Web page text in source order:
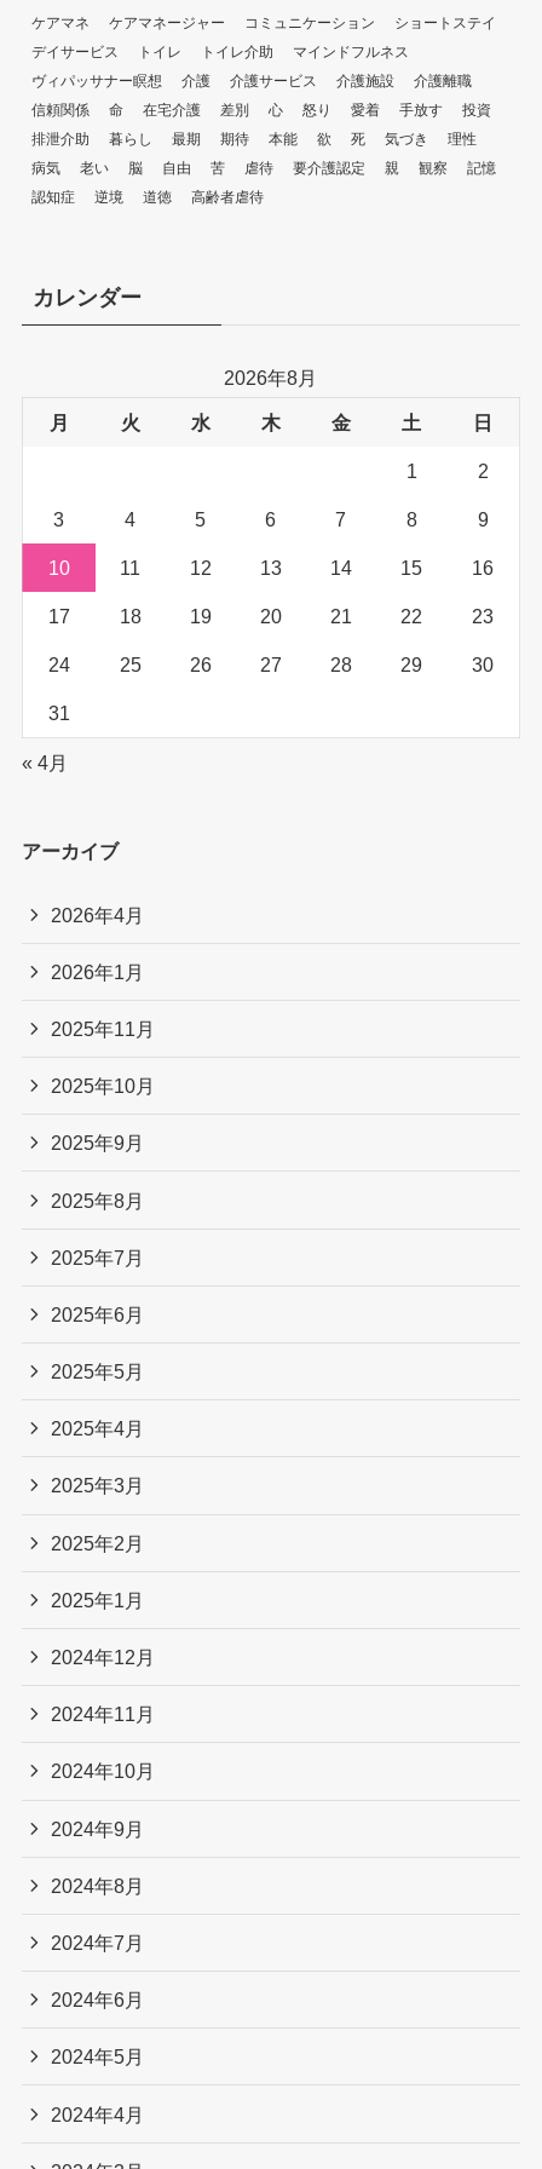
ケアマネ ケアマネージャー コミュニケーション
ショートステイ
デイサービス
トイレ トイレ介助
マインドフルネス
ヴィパッサナー瞑想
介護 介護サービス 介護施設
介護離職
信頼関係
命 在宅介護 差別 心 怒り 愛着 手放す
投資
排泄介助
暮らし 最期 期待 本能 欲 死 気づき
理性
病気
老い 脳 自由 苦 虐待 要介護認定 親 観察
記憶
認知症
逆境 道徳 高齢者虐待
カレンダー
2026年8月
月 火 水 木 金 土 日
1 2
3 4 5 6 7 8 9
10 11 12 13 14 15 16
17 18 19 20 21 22 23
24 25 26 27 28 29 30
31
« 4月
アーカイブ
2026年4月
2026年1月
2025年11月
2025年10月
2025年9月
2025年8月
2025年7月
2025年6月
2025年5月
2025年4月
2025年3月
2025年2月
2025年1月
2024年12月
2024年11月
2024年10月
2024年9月
2024年8月
2024年7月
2024年6月
2024年5月
2024年4月